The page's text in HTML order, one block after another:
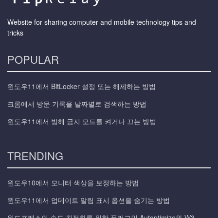
Website for sharing computer and mobile technology tips and
tricks
POPULAR
윈도우11에서 BitLocker 설정 또는 해제하는 방법
크롬에서 방문 기록을 날짜별로 검색하는 방법
윈도우11에서 방해 금지 모드를 켜거나 끄는 방법
TRENDING
윈도우10에서 모니터 색상을 보정하는 방법
윈도우11에서 업데이트 알림 표시 옵션을 숨기는 방법